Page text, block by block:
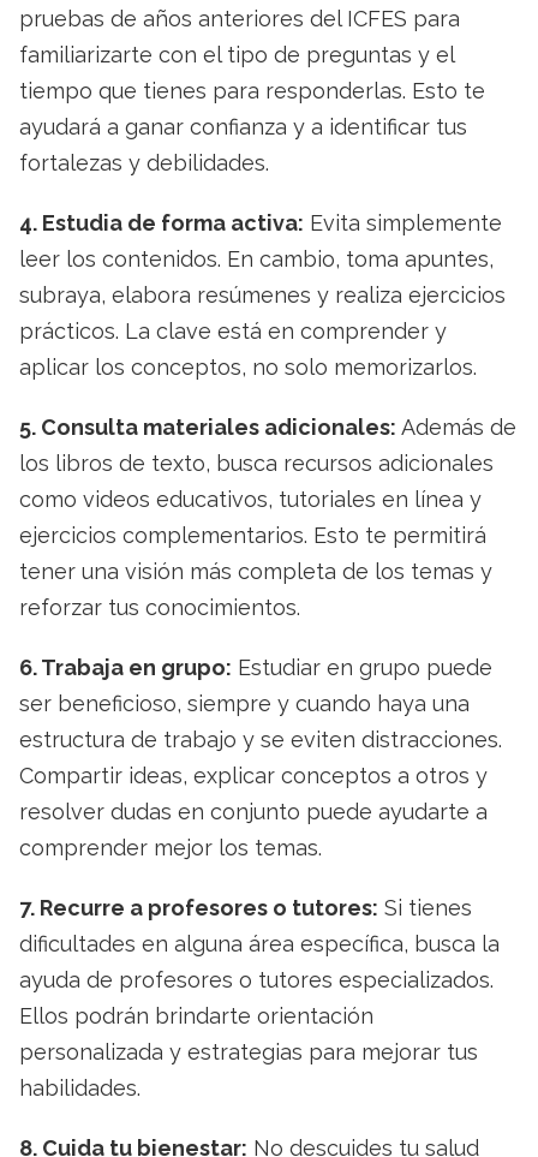
pruebas de años anteriores del ICFES para
familiarizarte con el tipo de preguntas y el
tiempo que tienes para responderlas. Esto te
ayudará a ganar confianza y a identificar tus
fortalezas y debilidades.
4. Estudia de forma activa: Evita simplemente
leer los contenidos. En cambio, toma apuntes,
subraya, elabora resúmenes y realiza ejercicios
prácticos. La clave está en comprender y
aplicar los conceptos, no solo memorizarlos.
5. Consulta materiales adicionales: Además de
los libros de texto, busca recursos adicionales
como videos educativos, tutoriales en línea y
ejercicios complementarios. Esto te permitirá
tener una visión más completa de los temas y
reforzar tus conocimientos.
6. Trabaja en grupo: Estudiar en grupo puede
ser beneficioso, siempre y cuando haya una
estructura de trabajo y se eviten distracciones.
Compartir ideas, explicar conceptos a otros y
resolver dudas en conjunto puede ayudarte a
comprender mejor los temas.
7. Recurre a profesores o tutores: Si tienes
dificultades en alguna área específica, busca la
ayuda de profesores o tutores especializados.
Ellos podrán brindarte orientación
personalizada y estrategias para mejorar tus
habilidades.
8. Cuida tu bienestar: No descuides tu salud